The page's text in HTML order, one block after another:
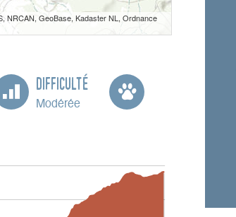
NRCAN, GeoBase, Kadaster NL, Ordnance
Difficulté
Modérée